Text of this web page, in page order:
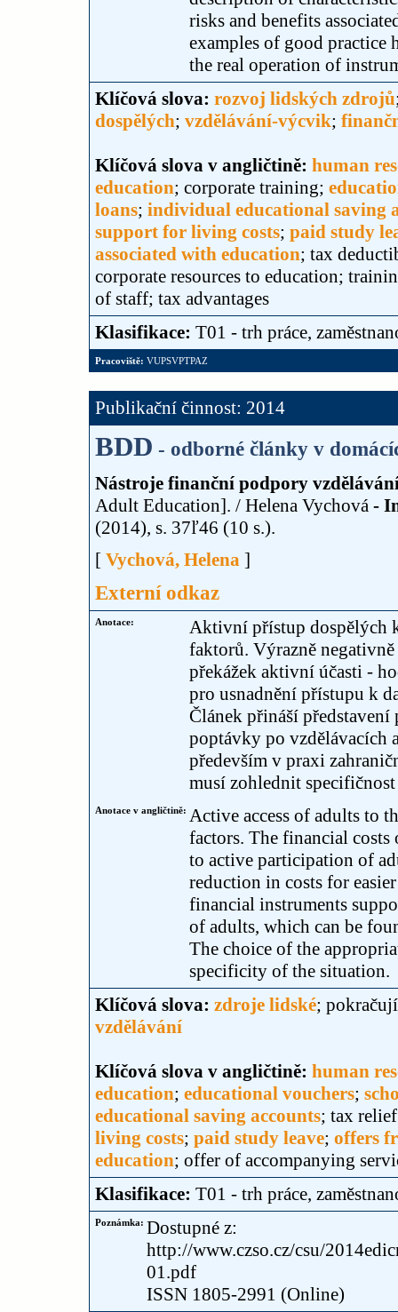
risks and benefits
examples of good practice
the real operation of
Klíčová slova: rozvoj lidských zdrojů
dospělých; vzdělávání-výcvik;
Klíčová slova v angličtině: human
education; corporate training;
loans; individual educational saving
support for living costs; paid study
associated with education; tax
corporate resources to education;
of staff; tax advantages
Klasifikace: T01 - trh práce,
Pracoviště: VUPSVPTPAZ
Publikační činnost: 2014
BDD - odborné články v
Nástroje finanční podpory
Adult Education]. / Helena Vychová -
(2014), s. 37ľ46 (10 s.).
[ Vychová, Helena ]
Externí odkaz
Anotace:
Aktivní přístup dospělých
faktorů. Výrazně
překážek aktivní účasti -
pro usnadnění přístupu k
Článek přináší
poptávky po vzdělávacích
především v praxi
musí zohlednit specifičnost
Anotace v angličtině: Active access of adults to
factors. The financial
to active participation of
reduction in costs for
financial instruments
of adults, which can be
The choice of the
specificity of the situation.
Klíčová slova: zdroje lidské;
vzdělávání
Klíčová slova v angličtině: human
education; educational vouchers;
educational saving accounts; tax
living costs; paid study leave; offers
education; offer of accompanying
Klasifikace: T01 - trh práce,
Poznámka: Dostupné z:
http://www.czso.cz/csu/
01.pdf
ISSN 1805-2991 (Online)